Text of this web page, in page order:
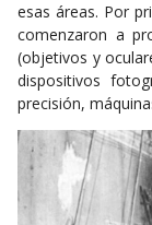
esas áreas. Por
comenzaron a
(objetivos y
dispositivos
precisión,